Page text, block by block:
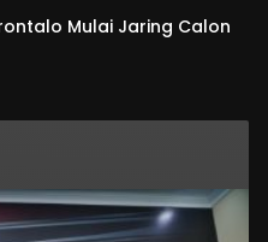
Mulai Jaring Calon